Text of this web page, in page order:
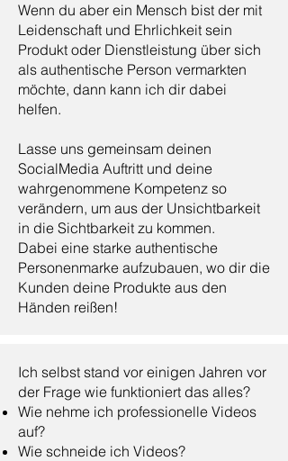
Wenn du aber ein Mensch bist der mit
Leidenschaft und Ehrlichkeit sein
Produkt oder Dienstleistung über sich
als authentische Person vermarkten
möchte, dann kann ich dir dabei
helfen.
Lasse uns gemeinsam deinen
SocialMedia Auftritt und deine
wahrgenommene Kompetenz so
verändern, um aus der Unsichtbarkeit
in die Sichtbarkeit zu kommen.
Dabei eine starke authentische
Personenmarke aufzubauen, wo dir die
Kunden deine Produkte aus den
Händen reißen!
Ich selbst stand vor einigen Jahren vor
der Frage wie funktioniert das alles?
Wie nehme ich professionelle Videos
auf?
Wie schneide ich Videos?